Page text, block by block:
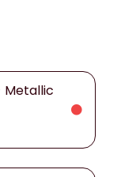
Metallic